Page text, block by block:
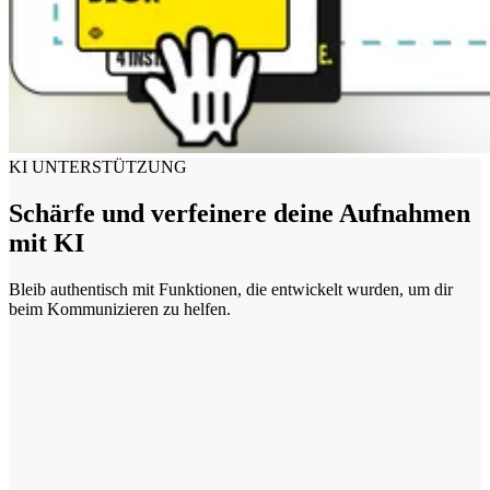
KI UNTERSTÜTZUNG
Schärfe und verfeinere deine Aufnahmen
mit KI
Bleib authentisch mit Funktionen, die entwickelt wurden, um dir
beim Kommunizieren zu helfen.